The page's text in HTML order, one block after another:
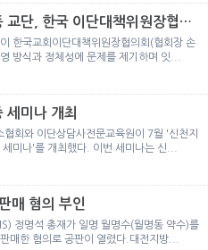
파 협력기관
본격적인 청산 절차 돌입
활소송에 승소
파 협력기관
교단, 한국 이단대책위원장협의
한국교회이단대책위원장협의회(협회장 손
방식과 정체성에 문제를 제기하며 잇...
세미나 개최
협회와 이단상담사전문교육원이 7월 '신천지
미나'를 개최했다. 이번 세미나는 신...
매 혐의 부인
정명석 총재가 일명 월명수(월명동 약수)를
매한 혐의로 공판이 열렸다.대전지방...